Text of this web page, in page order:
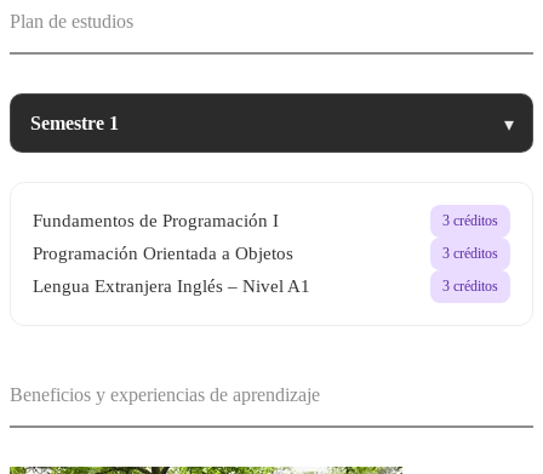
Plan de estudios
▾
Fundamentos de Programación I 3 créditos
Programación Orientada a Objetos 3 créditos
Lengua Extranjera Inglés – Nivel A1 3 créditos
Beneficios y experiencias de aprendizaje